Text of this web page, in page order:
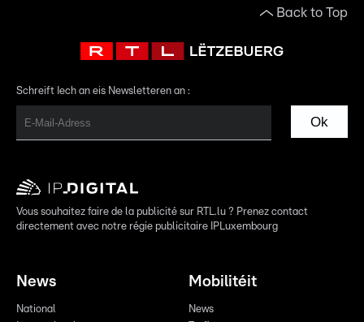
Back to Top
Schreift Iech an eis Newsletteren an :
Ok
Vous souhaitez faire de la publicité sur RTL.lu ? Prenez contact
directement avec notre régie publicitaire IPLuxembourg
News
National
Mobilitéit
News